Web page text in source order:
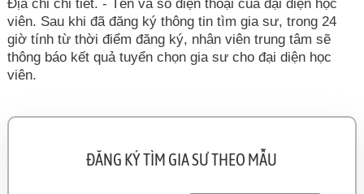
Địa chỉ chi tiết. - Tên và số điện thoại của đại diện học
viên. Sau khi đã đăng ký thông tin tìm gia sư, trong 24
giờ tính từ thời điểm đăng ký, nhân viên trung tâm sẽ
thông báo kết quả tuyển chọn gia sư cho đại diện học
viên.
ĐĂNG KÝ TÌM GIA SƯ THEO MẪU